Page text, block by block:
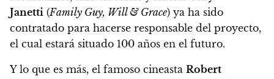
Janetti (Family Guy, Will & Grace) ya ha sido
contratado para hacerse responsable del proyecto,
el cual estará situado 100 años en el futuro.
Y lo que es más, el famoso cineasta Robert